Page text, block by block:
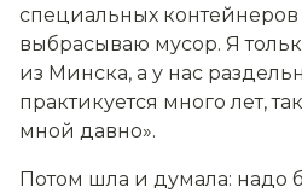
специальных контейнеров
выбрасываю мусор. Я
из Минска, а у нас
практикуется много лет,
мной давно».
Потом шла и думала: надо